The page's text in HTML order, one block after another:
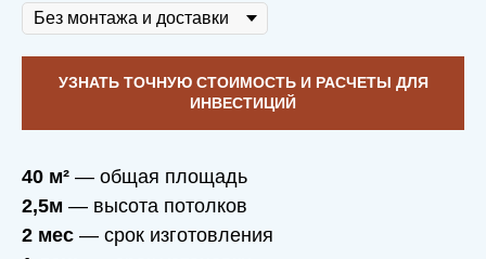
УЗНАТЬ ТОЧНУЮ СТОИМОСТЬ И РАСЧЕТЫ ДЛЯ
ИНВЕСТИЦИЙ
40 м² — общая площадь
2,5м — высота потолков
2 мес — срок изготовления